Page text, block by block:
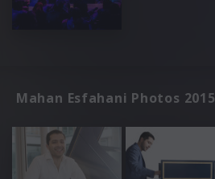
Mahan Esfahani Photos 2015